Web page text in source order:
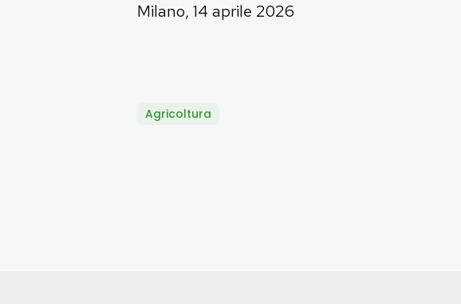
Milano, 14 aprile 2026
Agricoltura